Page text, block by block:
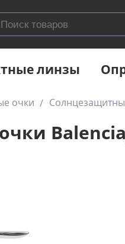
линзы
очки